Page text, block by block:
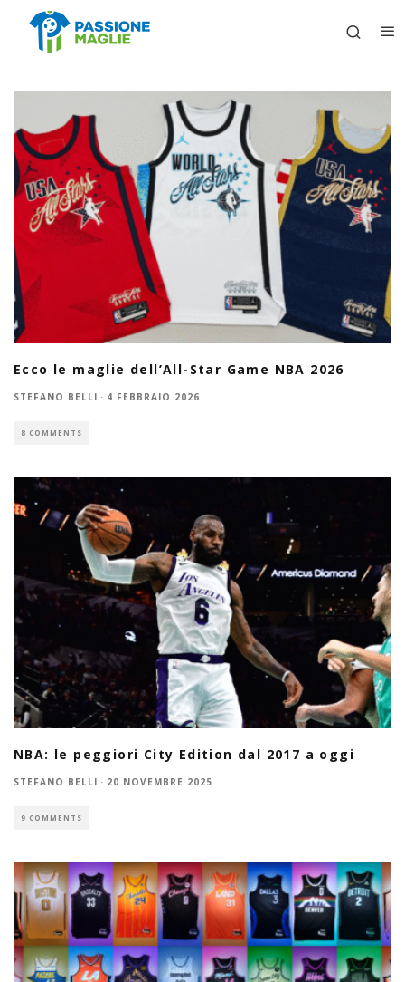
Ecco le maglie dell’All-Star Game NBA 2026
STEFANO BELLI · 4 FEBBRAIO 2026
8 COMMENTS
NBA: le peggiori City Edition dal 2017 a oggi
STEFANO BELLI · 20 NOVEMBRE 2025
9 COMMENTS